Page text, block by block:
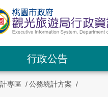
行政公告
專區 公務統計方案